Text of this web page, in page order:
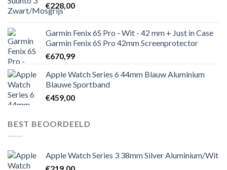
€228,00
Garmin Fenix 6S Pro - Wit - 42 mm + Just in Case
Garmin Fenix 6S Pro 42mm Screenprotector
€670,99
Apple Watch Series 6 44mm Blauw Aluminium
Blauwe Sportband
€459,00
BEST BEOORDEELD
Apple Watch Series 3 38mm Silver Aluminium/Wit
€219,00